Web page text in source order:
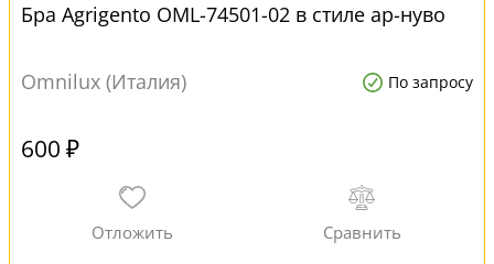
Бра Agrigento OML-74501-02 в стиле ар-нуво
Omnilux (Италия) По запросу
600 ₽